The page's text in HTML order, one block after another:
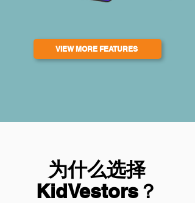
VIEW MORE FEATURES
为什么选择
KidVestors？